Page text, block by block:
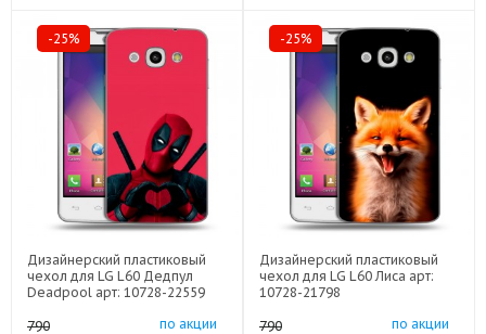
-25%
Дизайнерский пластиковый
чехол для LG L60 Дедпул
Deadpool арт: 10728-22559
790 по акции
-25%
Дизайнерский пластиковый
чехол для LG L60 Лиса арт:
10728-21798
790 по акции